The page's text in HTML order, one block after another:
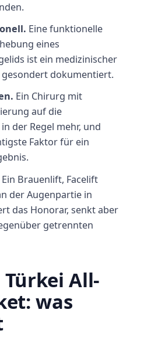
Eine funktionelle
eines
ist ein medizinischer
dokumentiert.
Ein Chirurg mit
auf die
der Regel mehr, und
Faktor für ein
Ein Brauenlift, Facelift
der Augenpartie in
das Honorar, senkt aber
getrennten
All-
was